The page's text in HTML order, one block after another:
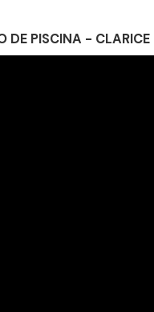
DE PISCINA - CLARICE